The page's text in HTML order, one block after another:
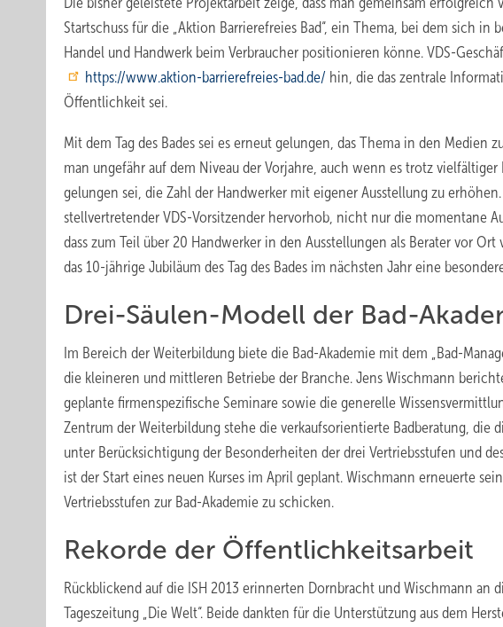
Startschuss für die „Aktion Barrierefreies Bad“, ein Thema, bei dem sich
Handel und Handwerk beim Verbraucher positionieren könne. VDS-
https://www.aktion-barrierefreies-bad.de/ hin, die das zentrale
Öffentlichkeit sei.
Mit dem Tag des Bades sei es erneut gelungen, das Thema in den
man ungefähr auf dem Niveau der Vorjahre, auch wenn es trotz
gelungen sei, die Zahl der Handwerker mit eigener Ausstellung zu
stellvertretender VDS-Vorsitzender hervorhob, nicht nur die momentane
dass zum Teil über 20 Handwerker in den Ausstellungen als Berater vor
das 10-jährige Jubiläum des Tag des Bades im nächsten Jahr eine
Drei-Säulen-Modell der Bad-
Im Bereich der Weiterbildung biete die Bad-Akademie mit dem „Bad-
die kleineren und mittleren Betriebe der Branche. Jens Wischmann
geplante firmenspezifische Seminare sowie die generelle
Zentrum der Weiterbildung stehe die verkaufsorientierte Badberatung, die
unter Berücksichtigung der Besonderheiten der drei Vertriebsstufen und
ist der Start eines neuen Kurses im April geplant. Wischmann erneuerte
Vertriebsstufen zur Bad-Akademie zu schicken.
Rekorde der Öffentlichkeitsarbeit
Rückblickend auf die ISH 2013 erinnerten Dornbracht und Wischmann an
Tageszeitung „Die Welt“. Beide dankten für die Unterstützung aus dem